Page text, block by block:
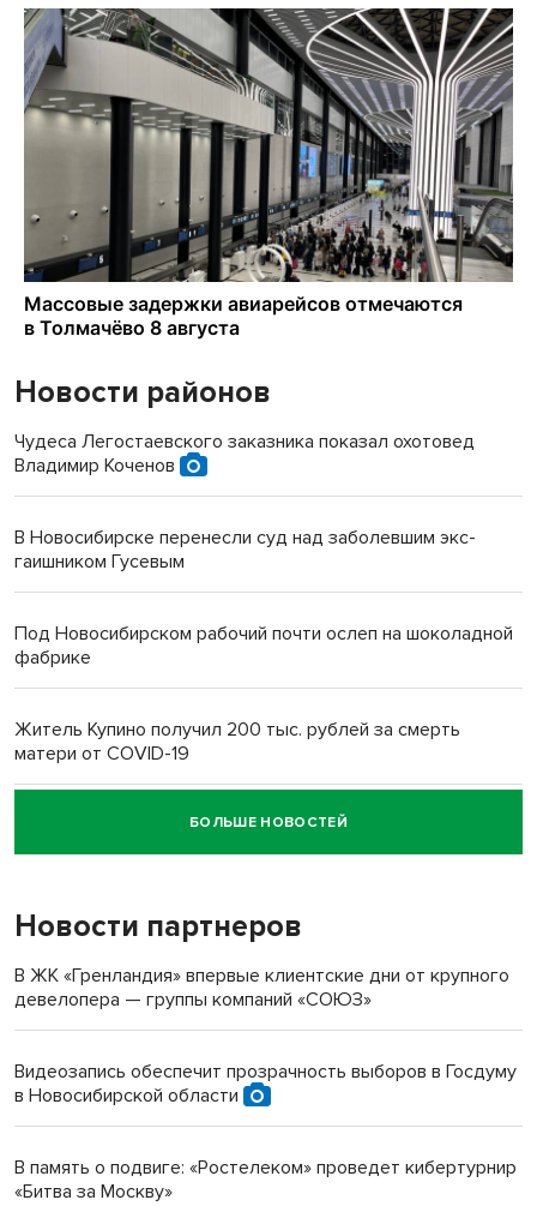
Новости районов
Чудеса Легостаевского заказника показал охотовед
Владимир Коченов
В Новосибирске перенесли суд над заболевшим экс-
гаишником Гусевым
Под Новосибирском рабочий почти ослеп на шоколадной
фабрике
Житель Купино получил 200 тыс. рублей за смерть
матери от COVID-19
Новосибирский суд наказал водителя за смерть
пенсионерки на вокзале
БОЛЬШЕ НОВОСТЕЙ
Новости партнеров
В ЖК «Гренландия» впервые клиентские дни от крупного
девелопера — группы компаний «СОЮЗ»
Видеозапись обеспечит прозрачность выборов в Госдуму
в Новосибирской области
В память о подвиге: «Ростелеком» проведет кибертурнир
«Битва за Москву»